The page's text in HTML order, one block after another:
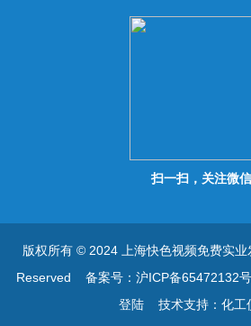
次数累
扫一扫，关注微信
版权所有 © 2024 上海快色视频免费实
Reserved备案号：沪ICP备65472132
登陆技术支持： 化工